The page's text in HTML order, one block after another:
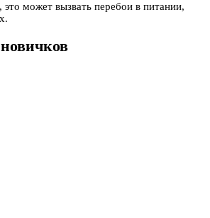
это может вызвать перебои в питании,